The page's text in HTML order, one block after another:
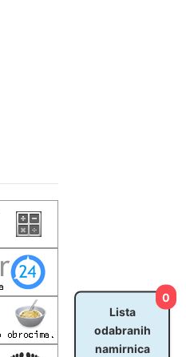
0
Lista
odabranih
namirnica